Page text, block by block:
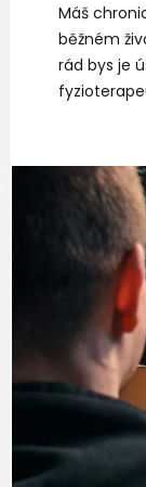
Máš
běžném
rád bys je